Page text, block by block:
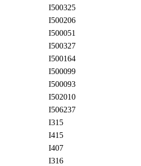
I500325
I500206
I500051
I500327
I500164
I500099
I500093
I502010
I506237
I315
I415
I407
I316